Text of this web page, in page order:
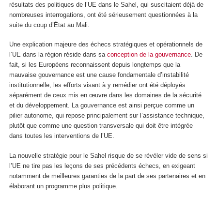
résultats des politiques de l’UE dans le Sahel, qui suscitaient déjà de
nombreuses interrogations, ont été sérieusement questionnées à la
suite du coup d’État au Mali.
Une explication majeure des échecs stratégiques et opérationnels de
l’UE dans la région réside dans sa conception de la gouvernance. De
fait, si les Européens reconnaissent depuis longtemps que la
mauvaise gouvernance est une cause fondamentale d’instabilité
institutionnelle, les efforts visant à y remédier ont été déployés
séparément de ceux mis en œuvre dans les domaines de la sécurité
et du développement. La gouvernance est ainsi perçue comme un
pilier autonome, qui repose principalement sur l’assistance technique,
plutôt que comme une question transversale qui doit être intégrée
dans toutes les interventions de l’UE.
La nouvelle stratégie pour le Sahel risque de se révéler vide de sens si
l’UE ne tire pas les leçons de ses précédents échecs, en exigeant
notamment de meilleures garanties de la part de ses partenaires et en
élaborant un programme plus politique.